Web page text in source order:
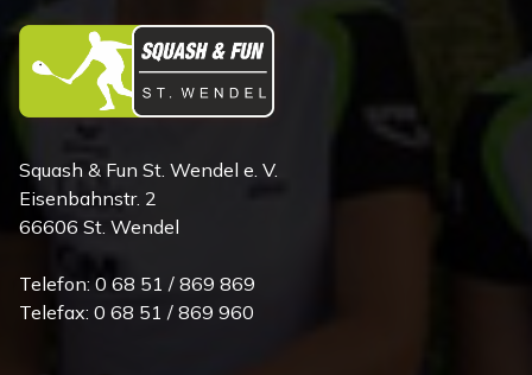
Squash & Fun St. Wendel e. V.
Eisenbahnstr. 2
66606 St. Wendel
Telefon: 0 68 51 / 869 869
Telefax: 0 68 51 / 869 960